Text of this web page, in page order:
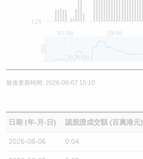
01/06 29/06
128
2026/06
最後更新時間: 2026-08-07 15:10
日期 (年-月-日) 認股證成交額 (百萬港元)
2026-08-06 0.04